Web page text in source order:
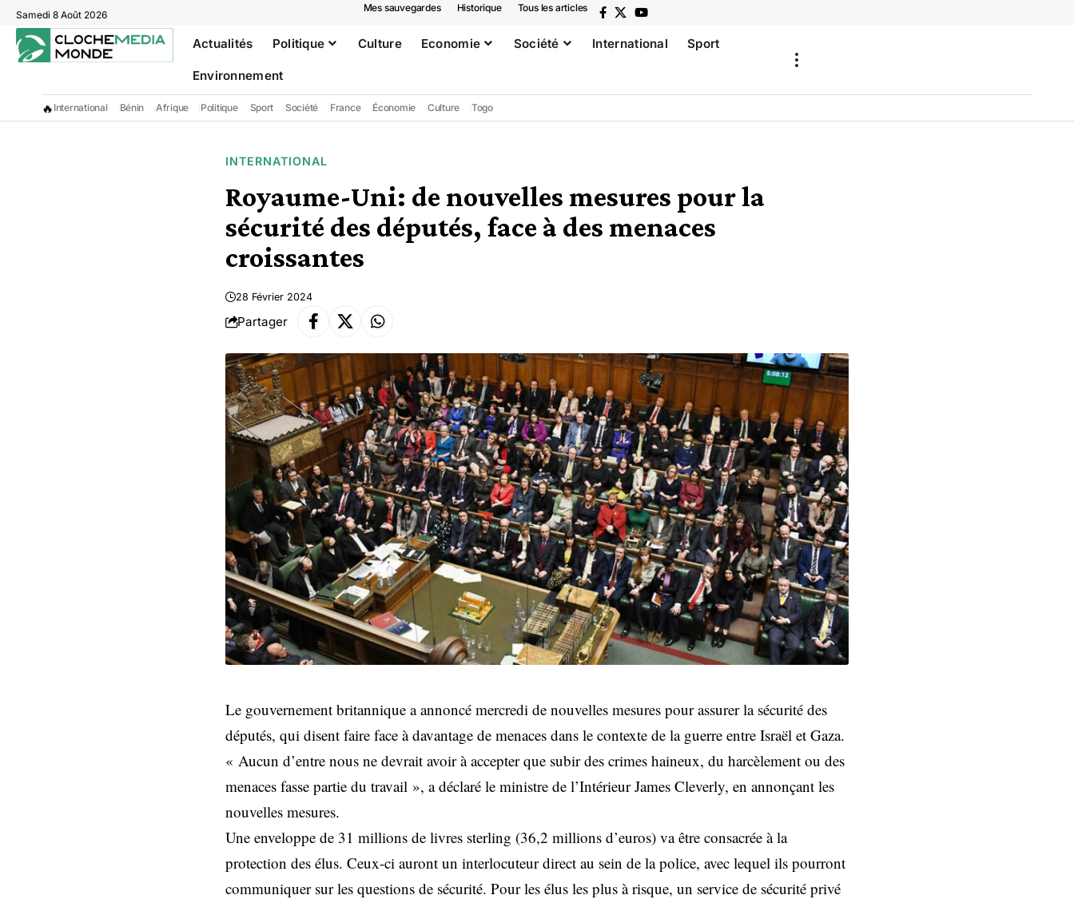
Samedi 8 Août 2026
Mes sauvegardes Historique Tous les articles
Actualités Politique Culture Economie Société International Sport
Environnement
🔥 International Bénin Afrique Politique Sport Société France Économie Culture Togo
INTERNATIONAL
Royaume-Uni: de nouvelles mesures pour la
sécurité des députés, face à des menaces
croissantes
28 Février 2024
Partager
Le gouvernement britannique a annoncé mercredi de nouvelles mesures pour assurer la sécurité des
députés, qui disent faire face à davantage de menaces dans le contexte de la guerre entre Israël et Gaza.
« Aucun d’entre nous ne devrait avoir à accepter que subir des crimes haineux, du harcèlement ou des
menaces fasse partie du travail », a déclaré le ministre de l’Intérieur James Cleverly, en annonçant les
nouvelles mesures.
Une enveloppe de 31 millions de livres sterling (36,2 millions d’euros) va être consacrée à la
protection des élus. Ceux-ci auront un interlocuteur direct au sein de la police, avec lequel ils pourront
communiquer sur les questions de sécurité. Pour les élus les plus à risque, un service de sécurité privé